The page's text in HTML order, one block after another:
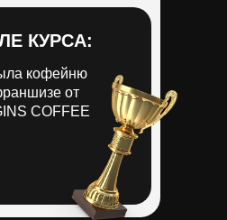
КУРСА:
кофейню
от
COFFEE